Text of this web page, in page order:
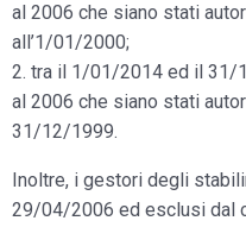
al 2006 che siano stati
all’1/01/2000;
2. tra il 1/01/2014 ed il 31/
al 2006 che siano stati
31/12/1999.
Inoltre, i gestori degli
29/04/2006 ed esclusi dal